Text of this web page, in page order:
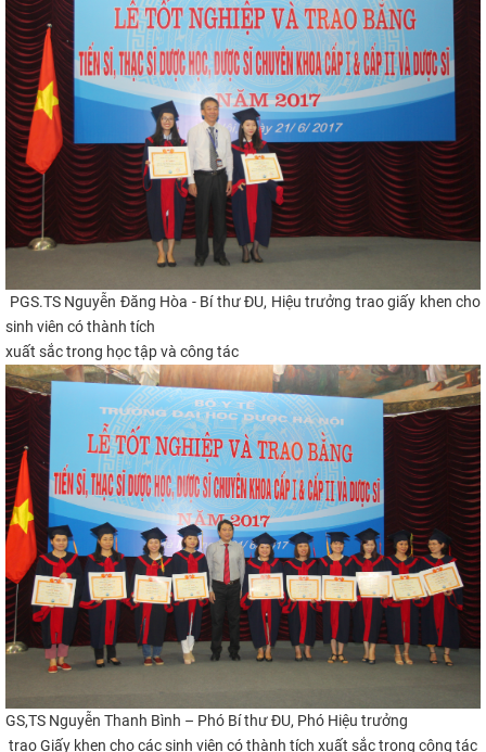
PGS.TS Nguyễn Đăng Hòa - Bí thư ĐU, Hiệu trưởng trao giấy khen cho
sinh viên có thành tích
xuất sắc trong học tập và công tác
GS,TS Nguyễn Thanh Bình – Phó Bí thư ĐU, Phó Hiệu trưởng
trao Giấy khen cho các sinh viên có thành tích xuất sắc trong công tác